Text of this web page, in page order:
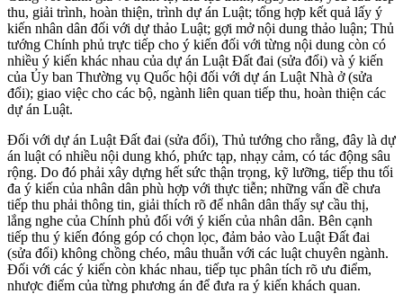
thu, giải trình, hoàn thiện, trình dự án Luật; tổng hợp kết quả lấy ý
kiến nhân dân đối với dự thảo Luật; gợi mở nội dung thảo luận; Thủ
tướng Chính phủ trực tiếp cho ý kiến đối với từng nội dung còn có
nhiều ý kiến khác nhau của dự án Luật Đất đai (sửa đổi) và ý kiến
của Ủy ban Thường vụ Quốc hội đối với dự án Luật Nhà ở (sửa
đổi); giao việc cho các bộ, ngành liên quan tiếp thu, hoàn thiện các
dự án Luật.
Đối với dự án Luật Đất đai (sửa đổi), Thủ tướng cho rằng, đây là dự
án luật có nhiều nội dung khó, phức tạp, nhạ‌y cả‌m, có tác động sâu
rộng. Do đó phải xây dựng hết sức thận trọng, kỹ lưỡng, tiếp thu tối
đa ý kiến của nhân dân phù hợp với thực tiễn; những vấn đề chưa
tiếp thu phải thông tin, giải thích rõ để nhân dân thấy sự cầu thị,
lắng nghe của Chính phủ đối với ý kiến của nhân dân. Bên cạnh
tiếp thu ý kiến đóng góp có chọn lọc, đảm bảo vào Luật Đất đai
(sửa đổi) không chồng chéo, mâu thuẫn với các luật chuyên ngành.
Đối với các ý kiến còn khác nhau, tiếp tục phân tích rõ ưu điểm,
nhược điểm của từng phương án để đưa ra ý kiến khách quan.